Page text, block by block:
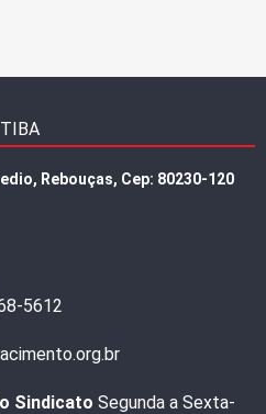
Rebouças, Cep: 80230-120
5612
Sindicato Segunda a Sexta-